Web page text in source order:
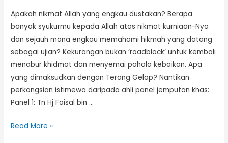
Apakah nikmat Allah yang engkau dustakan? Berapa
banyak syukurmu kepada Allah atas nikmat kurniaan-Nya
dan sejauh mana engkau memahami hikmah yang datang
sebagai ujian? Kekurangan bukan ‘roadblock’ untuk kembali
menabur khidmat dan menyemai pahala kebaikan. Apa
yang dimaksudkan dengan Terang Gelap? Nantikan
perkongsian istimewa daripada ahli panel jemputan khas:
Panel 1: Tn Hj Faisal bin …
[LENSA
Read More »